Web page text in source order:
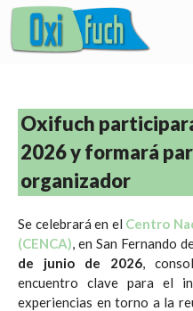
Oxifuch
2026 y formará
organizador
Se celebrará en el Centro
(CENCA), en San Fernando
de junio de 2026,
encuentro clave para el
experiencias en torno a la